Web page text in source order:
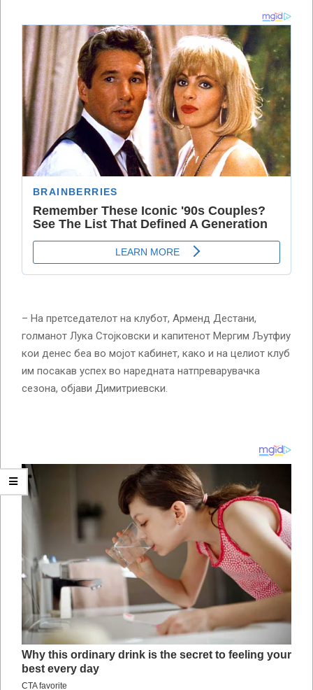
– На претседателот на клубот, Арменд Дестани,
голманот Лука Стојковски и капитенот Мергим Љутфиу
кои денес беа во мојот кабинет, како и на целиот клуб
им посакав успех во наредната натпреварувачка
сезона, објави Димитриевски.